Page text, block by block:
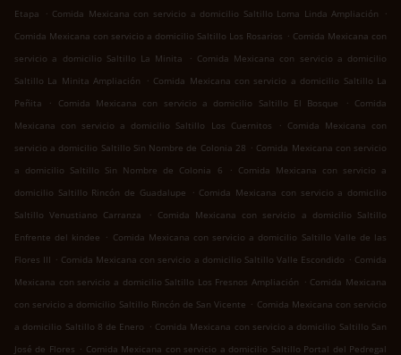
Etapa
. Comida Mexicana con servicio a domicilio Saltillo Loma Linda Ampliación
.
Comida Mexicana con servicio a domicilio Saltillo Los Rosarios . Comida Mexicana con
servicio a domicilio Saltillo La Minita
. Comida Mexicana con servicio a domicilio
Saltillo La Minita Ampliación
. Comida Mexicana con servicio a domicilio Saltillo La
Peñita
. Comida Mexicana con servicio a domicilio Saltillo El Bosque . Comida
Mexicana con servicio a domicilio Saltillo Los Cuernitos
. Comida Mexicana con
servicio a domicilio Saltillo Sin Nombre de Colonia 28 . Comida Mexicana con servicio
a domicilio Saltillo Sin Nombre de Colonia 6
. Comida Mexicana con servicio a
domicilio Saltillo Rincón de Guadalupe
. Comida Mexicana con servicio a domicilio
Saltillo Venustiano Carranza
. Comida Mexicana con servicio a domicilio Saltillo
Enfrente del kindee . Comida Mexicana con servicio a domicilio Saltillo Valle de las
Flores III . Comida Mexicana con servicio a domicilio Saltillo Valle Escondido . Comida
Mexicana con servicio a domicilio Saltillo Los Fresnos Ampliación . Comida Mexicana
con servicio a domicilio Saltillo Rincón de San Vicente . Comida Mexicana con servicio
a domicilio Saltillo 8 de Enero . Comida Mexicana con servicio a domicilio Saltillo San
José de Flores . Comida Mexicana con servicio a domicilio Saltillo Portal del Pedregal